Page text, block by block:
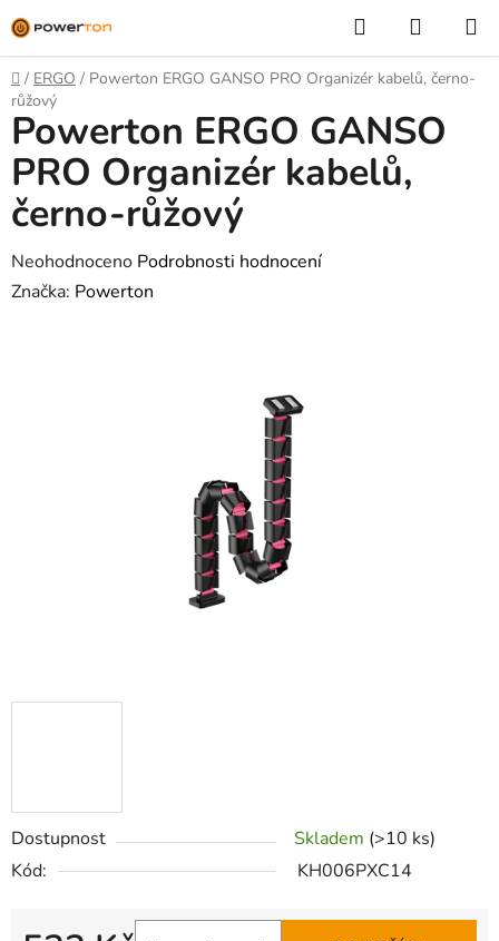
na
obsah
Hledat
KOŠÍK
Domů
/ ERGO / Powerton ERGO GANSO PRO Organizér kabelů, černo-
růžový
Dostupnost Skladem (>10 ks)
Kód:
KH006PXC14
Powerton ERGO GANSO
PRO Organizér kabelů,
černo-růžový
Průměrné
hodnocení
Neohodnoceno Podrobnosti hodnocení
Značka: Powerton